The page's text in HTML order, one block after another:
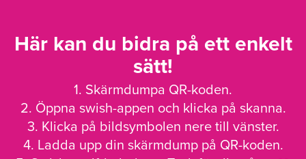
Här kan du bidra på ett enkelt
sätt!
1. Skärmdumpa QR-koden.
2. Öppna swish-appen och klicka på skanna.
3. Klicka på bildsymbolen nere till vänster.
4. Ladda upp din skärmdump på QR-koden.